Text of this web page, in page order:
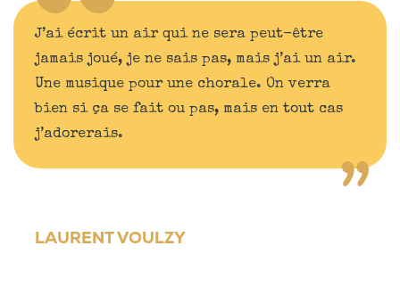
J’ai écrit un air qui ne sera peut-être
jamais joué, je ne sais pas, mais j’ai un air.
Une musique pour une chorale. On verra
bien si ça se fait ou pas, mais en tout cas
j’adorerais.
LAURENT VOULZY